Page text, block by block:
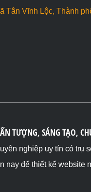
Tân Vĩnh Lộc, Thành
TƯỢNG, SÁNG TẠO,
nghiệp uy tín có trụ
nay để thiết kế